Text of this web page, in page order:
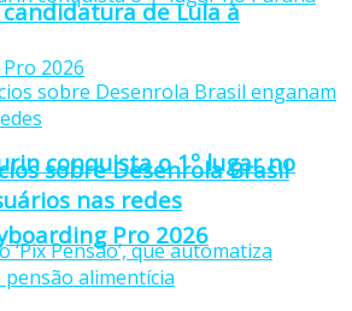
conquista o 1º lugar no
Pro 2026
candidatura de Lula à
sobre Desenrola Brasil
nas redes